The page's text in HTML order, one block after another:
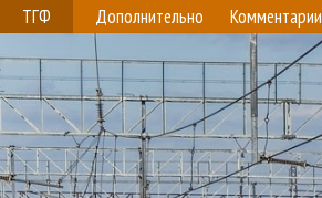
ТГФ Дополнительно Комментарии